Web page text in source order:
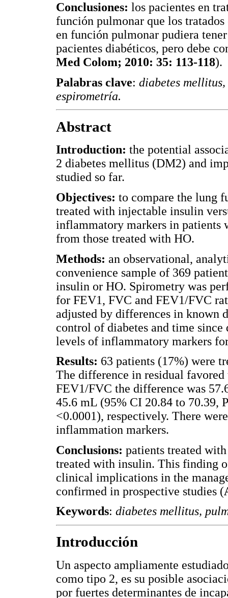
Conclusiones: los pacientes en
función pulmonar que los
en función pulmonar pudiera
pacientes diabéticos, pero debe
Med Colom; 2010: 35: 113-118).
Palabras clave: diabetes
espirometría.
Abstract
Introduction: the potential
2 diabetes mellitus (DM2) and
studied so far.
Objectives: to compare the lung
treated with injectable insulin
inflammatory markers in patients
from those treated with HO.
Methods: an observational,
convenience sample of 369
insulin or HO. Spirometry was
for FEV1, FVC and FEV1/FVC
adjusted by differences in known
control of diabetes and time
levels of inflammatory markers
Results: 63 patients (17%) were
The difference in residual
FEV1/FVC the difference was
45.6 mL (95% CI 20.84 to 70.39,
<0.0001), respectively. There
inflammation markers.
Conclusions: patients treated
treated with insulin. This finding
clinical implications in the
confirmed in prospective studies (
Keywords: diabetes mellitus,
Introducción
Un aspecto ampliamente
como tipo 2, es su posible
por fuertes determinantes de